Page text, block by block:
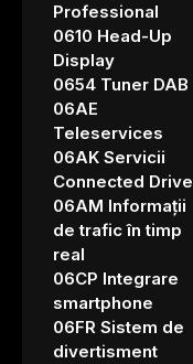
Professional
0610 Head-Up
Display
0654 Tuner DAB
06AE
Teleservices
06AK Servicii
Connected Drive
06AM Informații
de trafic în timp
real
06CP Integrare
smartphone
06FR Sistem de
divertisment